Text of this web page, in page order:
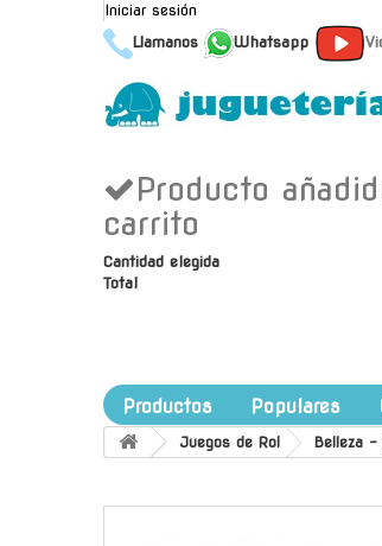
Iniciar sesión
Llamanos
Whatsapp
Producto
carrito
Cantidad elegida
Total
Productos Populares
Juegos de Rol Belleza -